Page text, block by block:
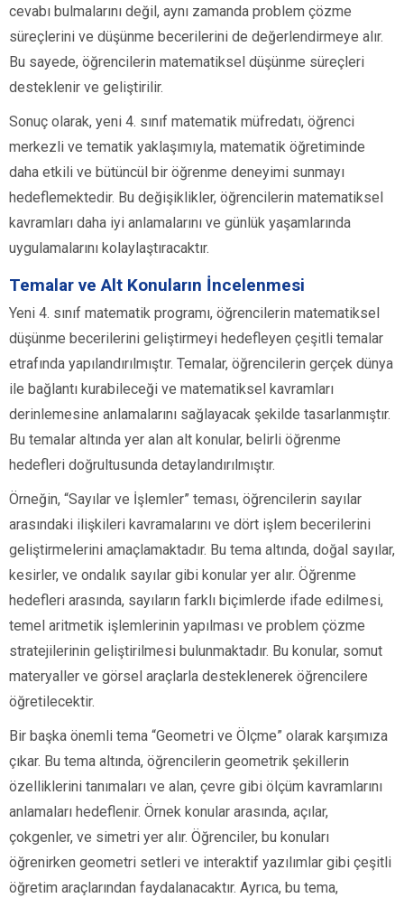
cevabı bulmalarını değil, aynı zamanda problem çözme
süreçlerini ve düşünme becerilerini de değerlendirmeye alır.
Bu sayede, öğrencilerin matematiksel düşünme süreçleri
desteklenir ve geliştirilir.
Sonuç olarak, yeni 4. sınıf matematik müfredatı, öğrenci
merkezli ve tematik yaklaşımıyla, matematik öğretiminde
daha etkili ve bütüncül bir öğrenme deneyimi sunmayı
hedeflemektedir. Bu değişiklikler, öğrencilerin matematiksel
kavramları daha iyi anlamalarını ve günlük yaşamlarında
uygulamalarını kolaylaştıracaktır.
Temalar ve Alt Konuların İncelenmesi
Yeni 4. sınıf matematik programı, öğrencilerin matematiksel
düşünme becerilerini geliştirmeyi hedefleyen çeşitli temalar
etrafında yapılandırılmıştır. Temalar, öğrencilerin gerçek dünya
ile bağlantı kurabileceği ve matematiksel kavramları
derinlemesine anlamalarını sağlayacak şekilde tasarlanmıştır.
Bu temalar altında yer alan alt konular, belirli öğrenme
hedefleri doğrultusunda detaylandırılmıştır.
Örneğin, “Sayılar ve İşlemler” teması, öğrencilerin sayılar
arasındaki ilişkileri kavramalarını ve dört işlem becerilerini
geliştirmelerini amaçlamaktadır. Bu tema altında, doğal sayılar,
kesirler, ve ondalık sayılar gibi konular yer alır. Öğrenme
hedefleri arasında, sayıların farklı biçimlerde ifade edilmesi,
temel aritmetik işlemlerinin yapılması ve problem çözme
stratejilerinin geliştirilmesi bulunmaktadır. Bu konular, somut
materyaller ve görsel araçlarla desteklenerek öğrencilere
öğretilecektir.
Bir başka önemli tema “Geometri ve Ölçme” olarak karşımıza
çıkar. Bu tema altında, öğrencilerin geometrik şekillerin
özelliklerini tanımaları ve alan, çevre gibi ölçüm kavramlarını
anlamaları hedeflenir. Örnek konular arasında, açılar,
çokgenler, ve simetri yer alır. Öğrenciler, bu konuları
öğrenirken geometri setleri ve interaktif yazılımlar gibi çeşitli
öğretim araçlarından faydalanacaktır. Ayrıca, bu tema,